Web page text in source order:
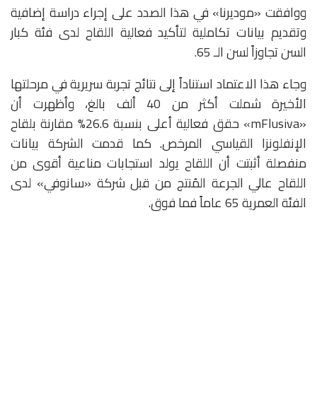
ووافقت «موديرنا» في هذا الصدد على إجراء دراسة إضافية
وتقديم بيانات تكاملية لتأكيد فعالية اللقاح لدى فئة كبار
السن تجاوزاً لسن الـ 65.
وجاء هذا الاعتماد استناداً إلى نتائج تجربة سريرية في مرحلتها
الأخيرة شملت أكثر من 40 ألف بالغ، وأظهرت أن
«mFlusiva» حقق فعالية أعلى بنسبة 26.6% مقارنة بلقاح
الإنفلونزا القياسي المرخص. كما قدمت الشركة بيانات
منفصلة أثبتت أن اللقاح يولد استجابات مناعية أقوى من
اللقاح عالي الجرعة المُنتج من قبل شركة «سانوفي» لدى
الفئة العمرية 65 عاماً فما فوق.